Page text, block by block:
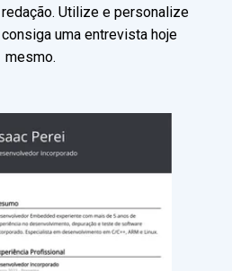
Utilize e personalize
uma entrevista hoje
mesmo.